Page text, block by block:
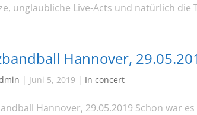
unglaubliche Live-Acts und natürlich die
Hannover,
| Juni 5, 2019 | In concert
Hannover, 29.05.2019 Schon war